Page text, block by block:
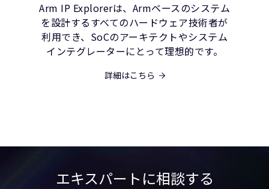
Arm IP Explorerは、Armベースのシステム
を設計するすべてのハードウェア技術者が
利用でき、SoCのアーキテクトやシステム
インテグレーターにとって理想的です。
詳細はこちら
エキスパートに相談する